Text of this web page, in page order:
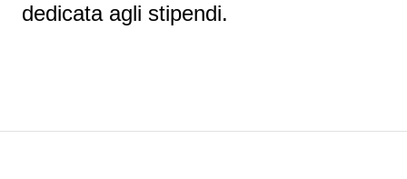
dedicata agli stipendi.